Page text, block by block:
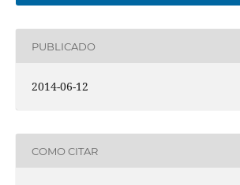
PUBLICADO
2014-06-12
COMO CITAR